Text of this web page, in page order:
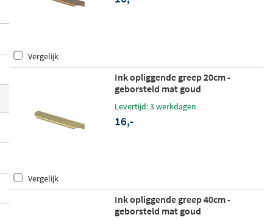
Vergelijk
Ink opliggende greep 20cm -
geborsteld mat goud
Levertijd: 3 werkdagen
16,-
Vergelijk
Ink opliggende greep 40cm -
geborsteld mat goud